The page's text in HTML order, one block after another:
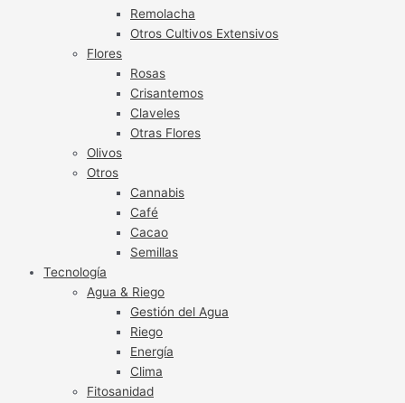
Remolacha
Otros Cultivos Extensivos
Flores
Rosas
Crisantemos
Claveles
Otras Flores
Olivos
Otros
Cannabis
Café
Cacao
Semillas
Tecnología
Agua & Riego
Gestión del Agua
Riego
Energía
Clima
Fitosanidad